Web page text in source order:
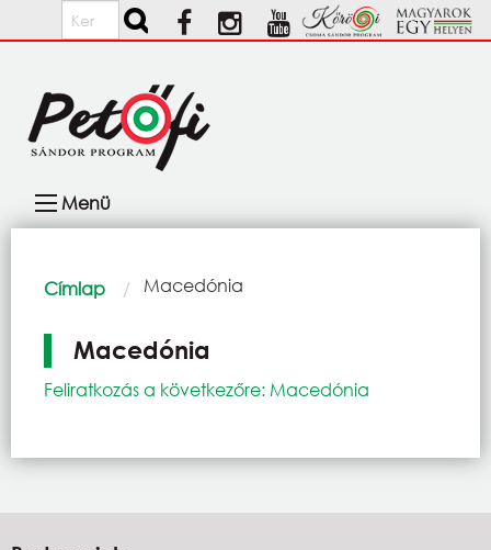
Ugrás a tartalomra
Keresés
navigáció
Menü
Morzsa
Címlap Current:
Macedónia
Macedónia
Feliratkozás a következőre: Macedónia